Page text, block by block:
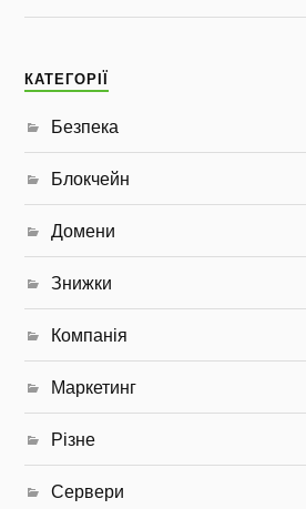
КАТЕГОРІЇ
Безпека
Блокчейн
Домени
Знижки
Компанія
Маркетинг
Різне
Сервери